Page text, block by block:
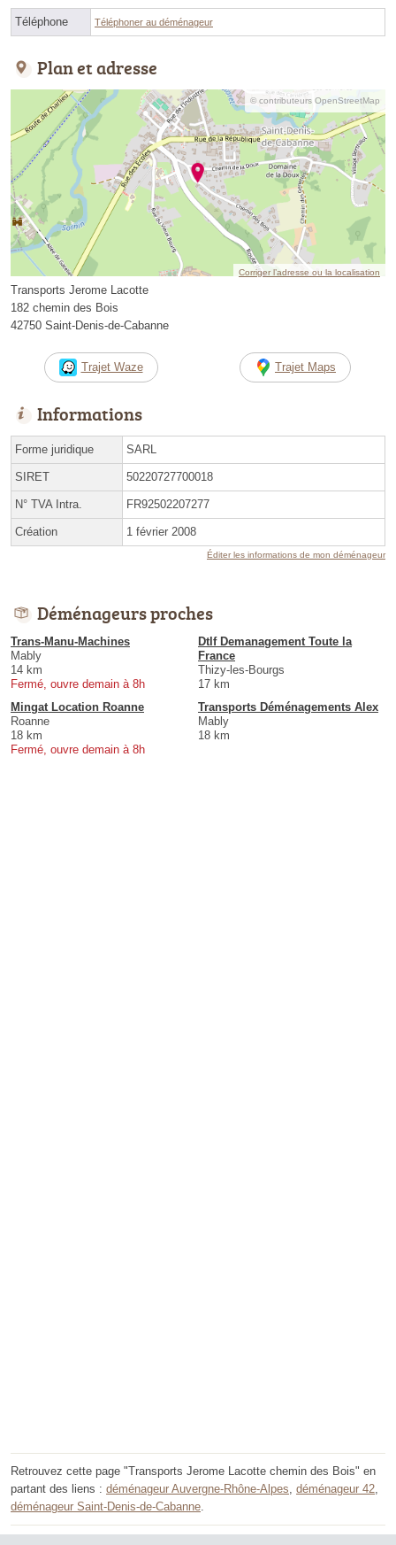
Téléphone Téléphoner au déménageur
Plan et adresse
© contributeurs OpenStreetMap
Corriger l’adresse ou la localisation
Transports Jerome Lacotte
182 chemin des Bois
42750 Saint-Denis-de-Cabanne
Trajet Waze Trajet Maps
Informations
Forme juridique SARL
SIRET 50220727700018
N° TVA Intra. FR92502207277
Création 1 février 2008
Éditer les informations de mon déménageur
Déménageurs proches
Trans-Manu-Machines
Mably
14 km
Fermé, ouvre demain à 8h
Dtlf Demanagement Toute la
France
Thizy-les-Bourgs
17 km
Mingat Location Roanne
Roanne
18 km
Fermé, ouvre demain à 8h
Transports Déménagements Alex
Mably
18 km
Retrouvez cette page "Transports Jerome Lacotte chemin des Bois" en
partant des liens : déménageur Auvergne-Rhône-Alpes déménageur 42
déménageur Saint-Denis-de-Cabanne